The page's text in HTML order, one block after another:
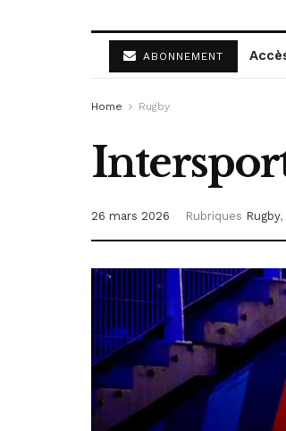
ABONNEMENT
Home Rugby
26 mars 2026 Rubriques Rugby,